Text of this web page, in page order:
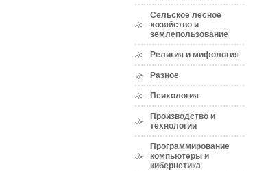
Сельское лесное
хозяйство и
землепользование
Религия и мифология
Разное
Психология
Производство и
технологии
Программирование
компьютеры и
кибернетика